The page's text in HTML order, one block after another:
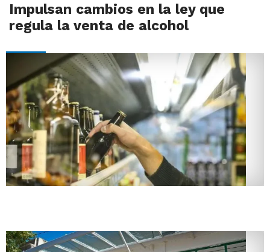
Impulsan cambios en la ley que
regula la venta de alcohol